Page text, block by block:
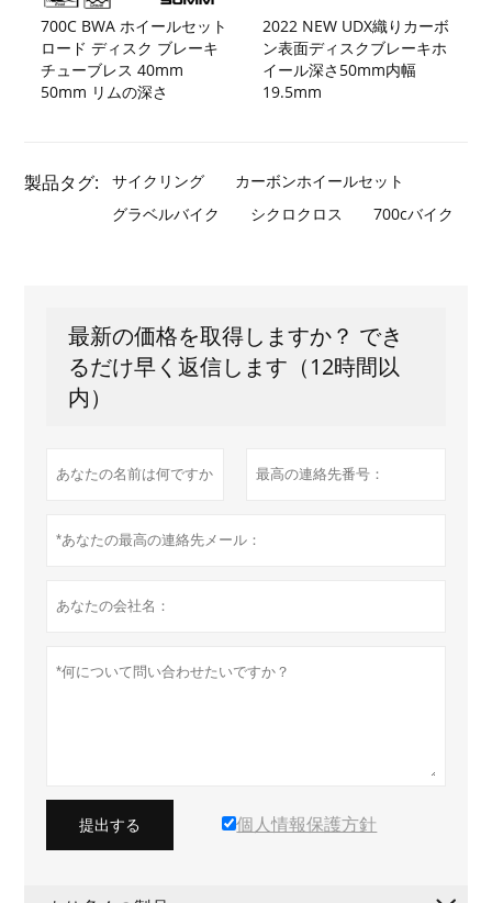
700C BWA ホイールセット
ロード ディスク ブレーキ
チューブレス 40mm
50mm リムの深さ
2022 NEW UDX織りカーボ
ン表面ディスクブレーキホ
イール深さ50mm内幅
19.5mm
製品タグ: サイクリング
カーボンホイールセット
グラベルバイク
シクロクロス 700cバイク
最新の価格を取得しますか？ でき
るだけ早く返信します（12時間以
内）
提出する 個人情報保護方針